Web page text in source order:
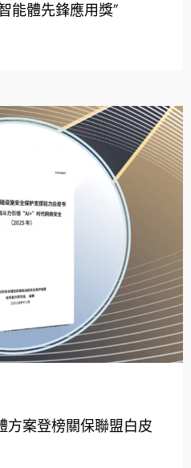
能體先鋒應用獎”
方案登榜關保聯盟白皮